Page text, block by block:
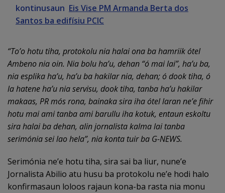
kontinusaun Eis Vise PM Armanda Berta dos
Santos ba edifísiu PCIC
“To’o hotu tiha, protokolu nia halai ona ba hamriik ótel
Ambeno nia oin. Nia bolu ha’u, dehan “ó mai lai”, ha’u ba,
nia esplika ha’u, ha’u ba hakilar nia, dehan; ó dook tiha, ó
la hatene ha’u nia servisu, dook tiha, tanba ha’u hakilar
makaas, PR mós rona, bainaka sira iha ótel laran ne’e fihir
hotu mai ami tanba ami barullu iha kotuk, entaun eskoltu
sira halai ba dehan, alin jornalista kalma lai tanba
serimónia sei lao hela”, nia konta tuir ba G-NEWS.
Serimónia ne’e hotu tiha, sira sai ba liur, nune’e
Jornalista Abilio atu husu ba protokolu ne’e hodi halo
konfirmasaun loloos rajaun kona-ba rasta nia monu